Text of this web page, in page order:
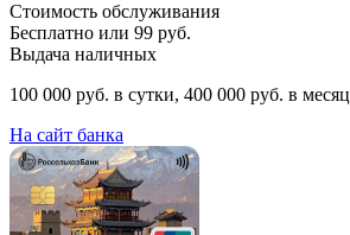
Стоимость обслуживания
Бесплатно или 99 руб.
Выдача наличных
100 000 руб. в сутки, 400 000 руб. в месяц
На сайт банка